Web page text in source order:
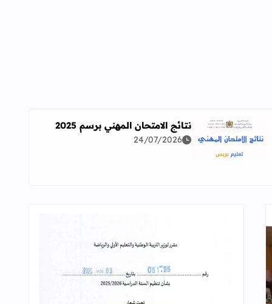
معمقة للوضعيات المهنية وفق آخر توصيف
اقرأ المزيد عن نتائج الامتحان المهني برسم 2025
نتائج الامتحان المهني برسم 2025
24/07/2026
قراءة المزيد عن مقرر تنظيم السنة الدراسية